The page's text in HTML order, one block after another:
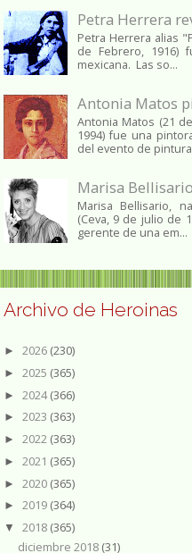
Petra Herrera
Petra Herrera alias
de Febrero, 1916)
mexicana. Las so...
Antonia Matos
Antonia Matos (21
1994) fue una
del evento de
Marisa
Marisa Bellisario,
(Ceva, 9 de julio de
gerente de una em...
Archivo de Heroinas
► 2026 (230)
► 2025 (365)
► 2024(366)
► 2023 (363)
► 2022 (363)
► 2021 (365)
► 2020 (365)
► 2019 (364)
▼ 2018 (365)
diciembre 2018 (31)